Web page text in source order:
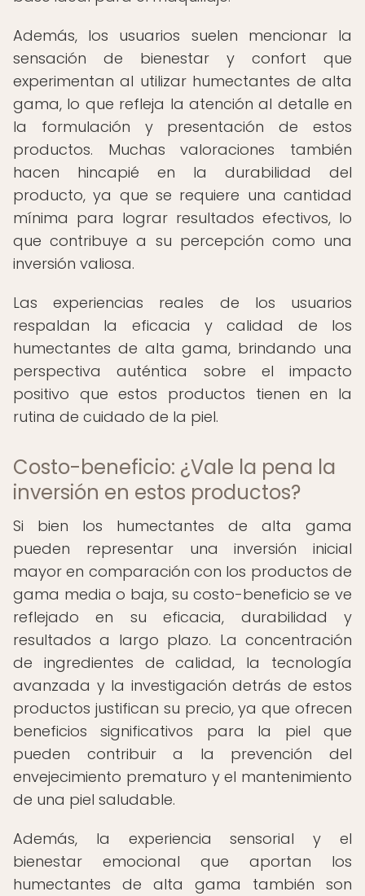
Además, los usuarios suelen mencionar la
sensación de bienestar y confort que
experimentan al utilizar humectantes de alta
gama, lo que refleja la atención al detalle en
la formulación y presentación de estos
productos. Muchas valoraciones también
hacen hincapié en la durabilidad del
producto, ya que se requiere una cantidad
mínima para lograr resultados efectivos, lo
que contribuye a su percepción como una
inversión valiosa.
Las experiencias reales de los usuarios
respaldan la eficacia y calidad de los
humectantes de alta gama, brindando una
perspectiva auténtica sobre el impacto
positivo que estos productos tienen en la
rutina de cuidado de la piel.
Costo-beneficio: ¿Vale la pena la
inversión en estos productos?
Si bien los humectantes de alta gama
pueden representar una inversión inicial
mayor en comparación con los productos de
gama media o baja, su costo-beneficio se ve
reflejado en su eficacia, durabilidad y
resultados a largo plazo. La concentración
de ingredientes de calidad, la tecnología
avanzada y la investigación detrás de estos
productos justifican su precio, ya que ofrecen
beneficios significativos para la piel que
pueden contribuir a la prevención del
envejecimiento prematuro y el mantenimiento
de una piel saludable.
Además, la experiencia sensorial y el
bienestar emocional que aportan los
humectantes de alta gama también son